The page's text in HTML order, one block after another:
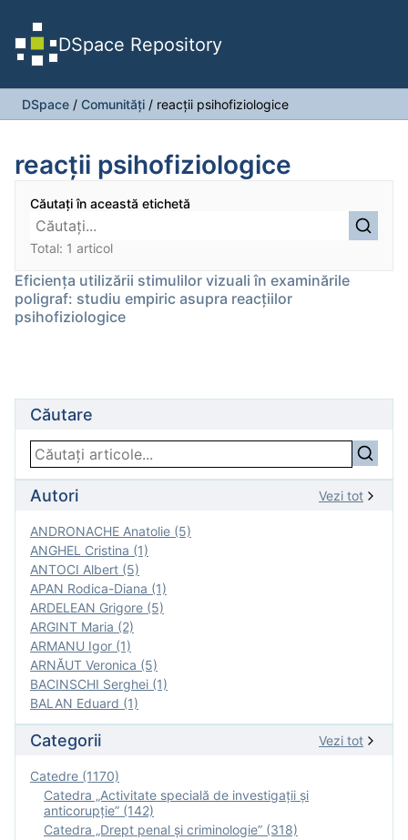
DSpace Repository
DSpace / Comunități / reacții psihofiziologice
reacții psihofiziologice
Căutați în această etichetă
Total: 1 articol
Eficiența utilizării stimulilor vizuali în examinările
poligraf: studiu empiric asupra reacțiilor
psihofiziologice
Căutare
Autori Vezi tot
ANDRONACHE Anatolie (5)
ANGHEL Cristina (1)
ANTOCI Albert (5)
APAN Rodica-Diana (1)
ARDELEAN Grigore (5)
ARGINT Maria (2)
ARMANU Igor (1)
ARNĂUT Veronica (5)
BACINSCHI Serghei (1)
BALAN Eduard (1)
Categorii Vezi tot
Catedre (1170)
Catedra „Activitate specială de investigaţii şi
anticorupție” (142)
Catedra „Drept penal și criminologie” (318)